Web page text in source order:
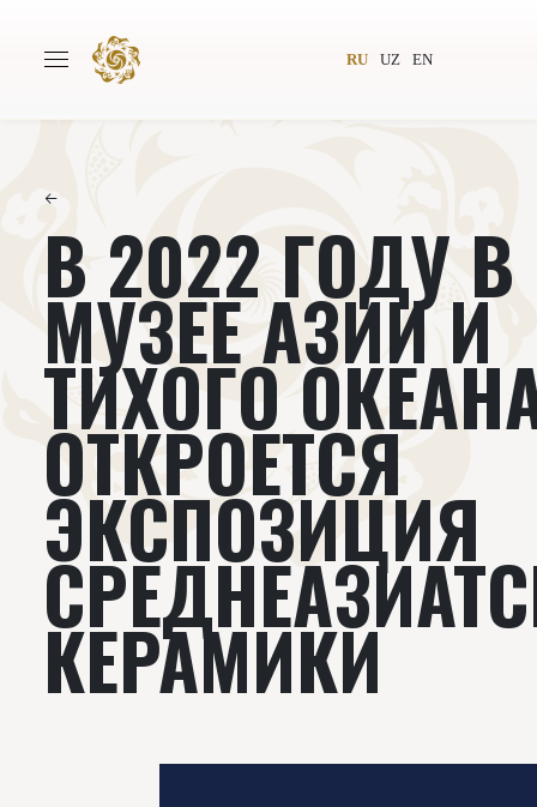
RU UZ EN
Авторы Всемирное общество
Издательство Новости
Проекты Подкасты
Книги Видеолекторий
←
В 2022 ГОДУ В
МУЗЕЕ АЗИИ И
ТИХОГО
ОТКРОЕТСЯ
ЭКСПОЗИЦИЯ
КЕРАМИКИ